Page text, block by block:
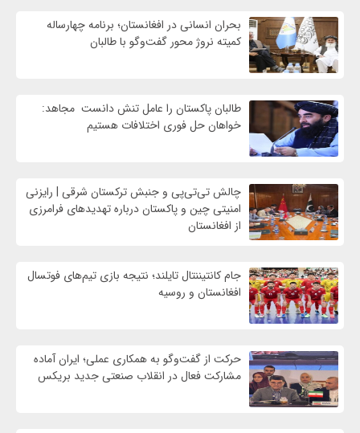
بحران انسانی در افغانستان؛ برنامه چهار‌ساله
کمیته نروژ محور گفت‌وگو با طالبان
طالبان پاکستان را عامل تنش دانست مجاهد:
خواهان حل فوری اختلافات هستیم
چالش تی‌تی‌پی و جنبش ترکستان شرقی | رایزنی
امنیتی چین و پاکستان درباره تهدیدهای فرامرزی
از افغانستان
جام کانتیننتال تایلند؛ نتیجه بازی تیم‌های فوتسال
افغانستان و روسیه
حرکت از گفت‌وگو به همکاری عملی؛ ایران آماده
مشارکت فعال در انقلاب صنعتی جدید بریکس